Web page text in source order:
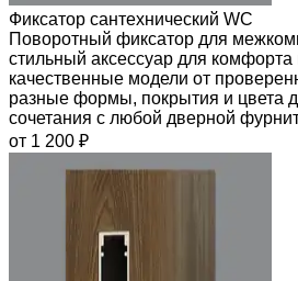
Фиксатор сантехнический WC
Поворотный фиксатор для
стильный аксессуар для комфорта
качественные модели от
разные формы, покрытия и цвета
сочетания с любой дверной
от 1 200 ₽